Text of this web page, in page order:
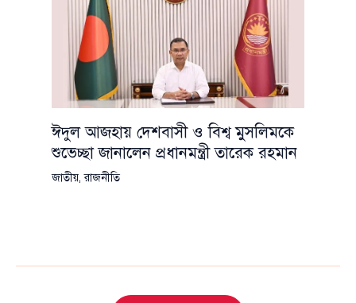
ঈদুল আজহায় দেশবাসী ও বিশ্ব মুসলিমকে
শুভেচ্ছা জানালেন প্রধানমন্ত্রী তারেক রহমান
জাতীয়,রাজনীতি